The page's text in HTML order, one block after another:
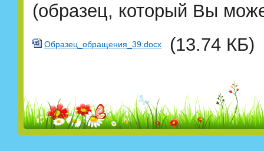
(образец, который Вы
Образец_обращения_39.docx (13.74 КБ)